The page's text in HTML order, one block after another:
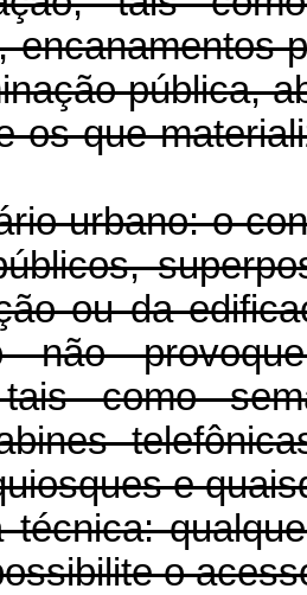
encanamentos
pública,
os que
urbano: o
ou da
não
tais como
e
técnica:
o